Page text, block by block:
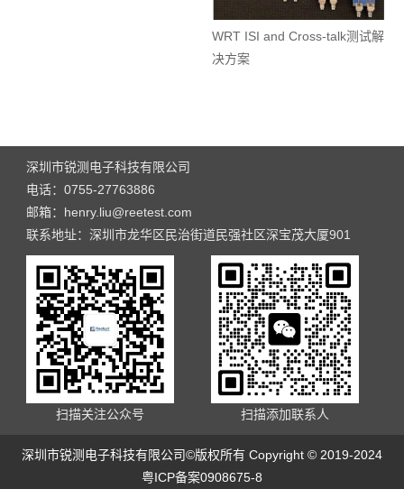
WRT ISI and Cross-talk测试解
决方案
深圳市锐测电子科技有限公司
电话：0755-27763886
邮箱：henry.liu@reetest.com
联系地址：深圳市龙华区民治街道民强社区深宝茂大厦901
扫描关注公众号 扫描添加联系人
深圳市锐测电子科技有限公司©版权所有 Copyright © 2019-2024
粤ICP备案0908675-8